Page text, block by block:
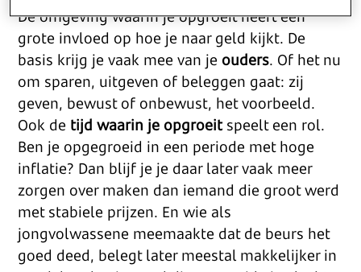
De omgeving waarin je opgroeit heeft een
grote invloed op hoe je naar geld kijkt. De
basis krijg je vaak mee van je ouders. Of het nu
om sparen, uitgeven of beleggen gaat: zij
geven, bewust of onbewust, het voorbeeld.
Ook de tijd waarin je opgroeitspeelt een rol.
Ben je opgegroeid in een periode met hoge
inflatie? Dan blijf je je daar later vaak meer
zorgen over maken dan iemand die groot werd
met stabiele prijzen. En wie als
jongvolwassene meemaakte dat de beurs het
goed deed, belegt later meestal makkelijker in